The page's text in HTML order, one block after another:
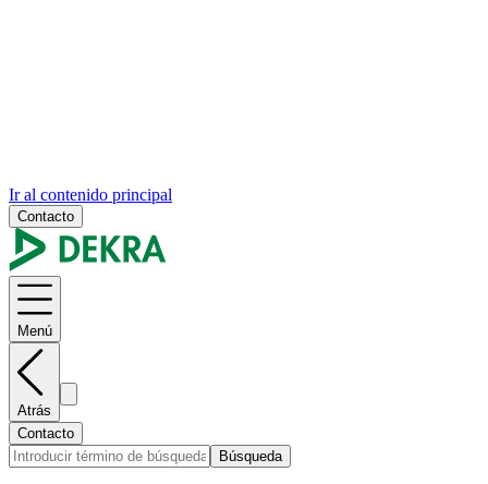
Ir al contenido principal
Contacto
Menú
Atrás
Contacto
Búsqueda